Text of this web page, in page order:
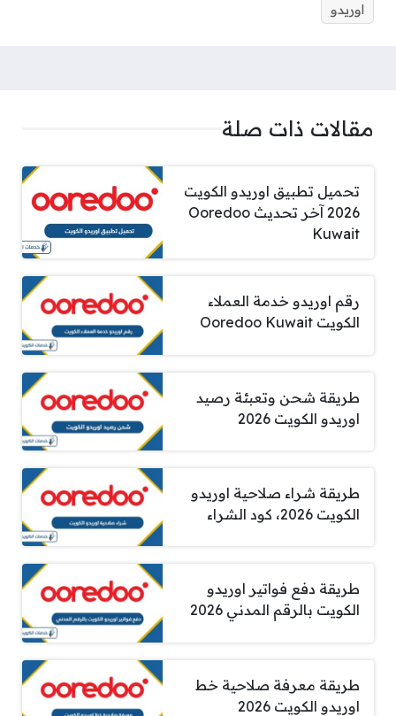
اوريدو
مقالات ذات صلة
تحميل تطبيق اوريدو الكويت
2026 آخر تحديث Ooredoo
Kuwait
رقم اوريدو خدمة العملاء
الكويت Ooredoo Kuwait
طريقة شحن وتعبئة رصيد
اوريدو الكويت 2026
طريقة شراء صلاحية اوريدو
الكويت 2026، كود الشراء
طريقة دفع فواتير اوريدو
الكويت بالرقم المدني 2026
طريقة معرفة صلاحية خط
اوريدو الكويت 2026